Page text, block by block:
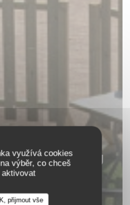
využívá cookies
výběr, co chceš
aktivovat
přijmout vše
DU
PORT